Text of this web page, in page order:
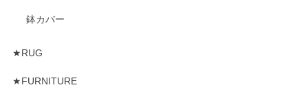
鉢カバー
★RUG
★FURNITURE